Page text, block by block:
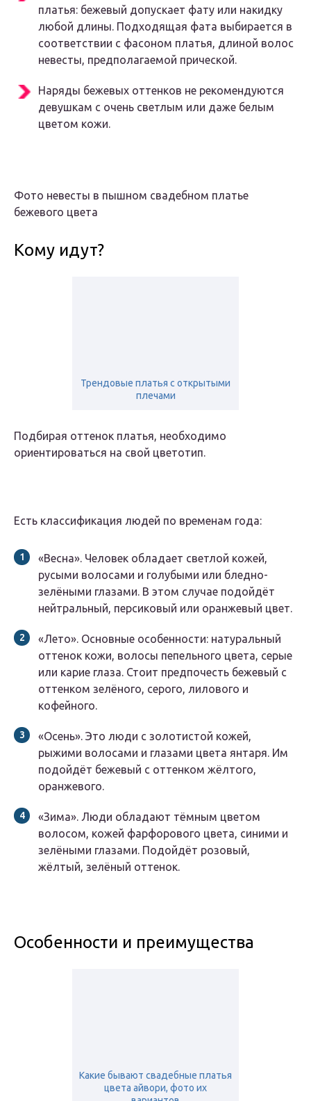
платья: бежевый допускает фату или накидку
любой длины. Подходящая фата выбирается в
соответствии с фасоном платья, длиной волос
невесты, предполагаемой прической.
Наряды бежевых оттенков не рекомендуются
девушкам с очень светлым или даже белым
цветом кожи.
Фото невесты в пышном свадебном платье
бежевого цвета
Кому идут?
Трендовые платья с открытыми
плечами
Подбирая оттенок платья, необходимо
ориентироваться на свой цветотип.
Есть классификация людей по временам года:
«Весна». Человек обладает светлой кожей,
русыми волосами и голубыми или бледно-
зелёными глазами. В этом случае подойдёт
нейтральный, персиковый или оранжевый цвет.
«Лето». Основные особенности: натуральный
оттенок кожи, волосы пепельного цвета, серые
или карие глаза. Стоит предпочесть бежевый с
оттенком зелёного, серого, лилового и
кофейного.
«Осень». Это люди с золотистой кожей,
рыжими волосами и глазами цвета янтаря. Им
подойдёт бежевый с оттенком жёлтого,
оранжевого.
«Зима». Люди обладают тёмным цветом
волосом, кожей фарфорового цвета, синими и
зелёными глазами. Подойдёт розовый,
жёлтый, зелёный оттенок.
Особенности и преимущества
Какие бывают свадебные платья
цвета айвори, фото их